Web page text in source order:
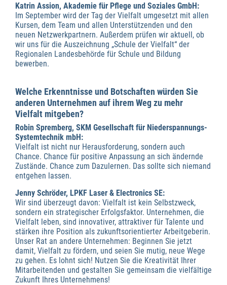
Katrin Assion, Akademie für Pflege und Soziales GmbH:
Im September wird der Tag der Vielfalt umgesetzt mit allen
Kursen, dem Team und allen Unterstützenden und den
neuen Netzwerkpartnern. Außerdem prüfen wir aktuell, ob
wir uns für die Auszeichnung „Schule der Vielfalt“ der
Regionalen Landesbehörde für Schule und Bildung
bewerben.
Welche Erkenntnisse und Botschaften würden Sie
anderen Unternehmen auf ihrem Weg zu mehr
Vielfalt mitgeben?
Robin Spremberg, SKM Gesellschaft für Niederspannungs-
Systemtechnik mbH:
Vielfalt ist nicht nur Herausforderung, sondern auch
Chance. Chance für positive Anpassung an sich ändernde
Zustände. Chance zum Dazulernen. Das sollte sich niemand
entgehen lassen.
Jenny Schröder, LPKF Laser & Electronics SE:
Wir sind überzeugt davon: Vielfalt ist kein Selbstzweck,
sondern ein strategischer Erfolgsfaktor. Unternehmen, die
Vielfalt leben, sind innovativer, attraktiver für Talente und
stärken ihre Position als zukunftsorientierter Arbeitgeberin.
Unser Rat an andere Unternehmen: Beginnen Sie jetzt
damit, Vielfalt zu fördern, und seien Sie mutig, neue Wege
zu gehen. Es lohnt sich! Nutzen Sie die Kreativität Ihrer
Mitarbeitenden und gestalten Sie gemeinsam die vielfältige
Zukunft Ihres Unternehmens!